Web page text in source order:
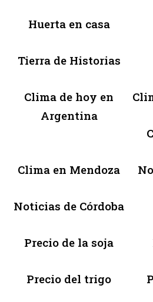
Huerta en casa
Tierra de Historias
Clima de hoy en
Argentina
Clima en Mendoza
Noticias de Córdoba
Precio de la soja
Precio del trigo